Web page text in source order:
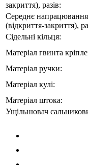
закриття), разів:
Середнє
(відкриття-закриття),
Сідельні кільця:
Матеріал гвинта
Матеріал ручки:
Матеріал кулі:
Матеріал штока:
Ущільнювач